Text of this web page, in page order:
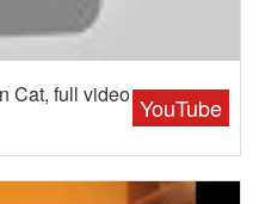
YouTube
Cat, full video